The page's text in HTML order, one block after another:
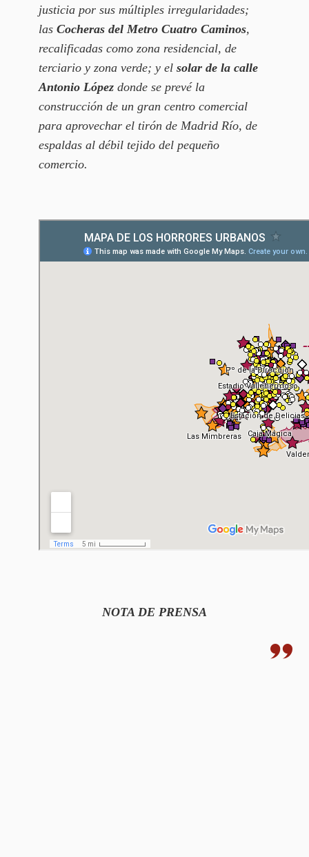
justicia por sus múltiples irregularidades;
las Cocheras del Metro Cuatro Caminos,
recalificadas como zona residencial, de
terciario y zona verde; y el solar de la calle
Antonio López donde se prevé la
construcción de un gran centro comercial
para aprovechar el tirón de Madrid Río, de
espaldas al débil tejido del pequeño
comercio.
NOTA DE PRENSA